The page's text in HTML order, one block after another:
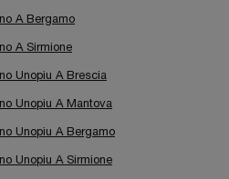
A Bergamo
A Sirmione
Unopiu A Brescia
Unopiu A Mantova
Unopiu A Bergamo
Unopiu A Sirmione